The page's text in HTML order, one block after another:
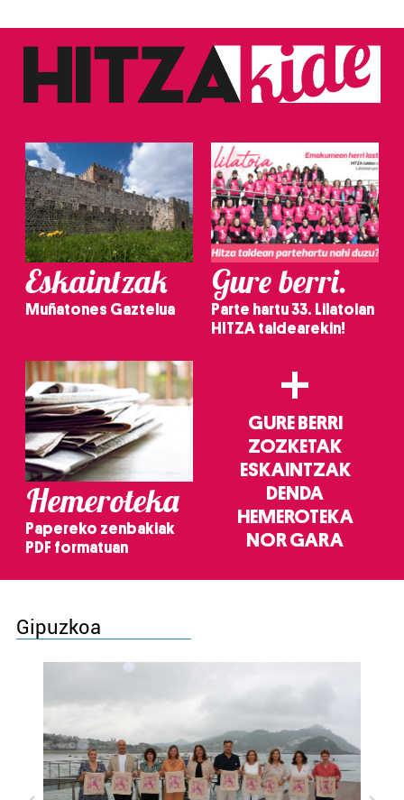
Eskaintzak
Muñatones Gaztelua
Gure berri.
Parte hartu 33. Lilatoian
HITZA taldearekin!
Hemeroteka
Papereko zenbakiak
PDF formatuan
+
GURE BERRI
ZOZKETAK
ESKAINTZAK
DENDA
HEMEROTEKA
NOR GARA
Gipuzkoa